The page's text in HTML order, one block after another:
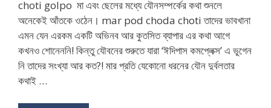
choti golpo মা এবং ছেলের মধ্যে যৌনসম্পর্কের কথা শুনলে
অনেকেই আঁতকে ওঠেন। mar pod choda choti তাদের ভাবখানা
এমন যেন এরকম একটি অভিনব আর কুতসিত ব্যাপার এর কথা আগে
কখনও শোনেননি! কিন্তু যৌবনের শুরুতে যারা ‘ঈদিপাস কমপ্লেক্স’ এ ভুগেন
নি তাদের সংখ্যা আর কত?! মার প্রতি যেকোনো ধরনের যৌন দুর্বলতার
কথাই …